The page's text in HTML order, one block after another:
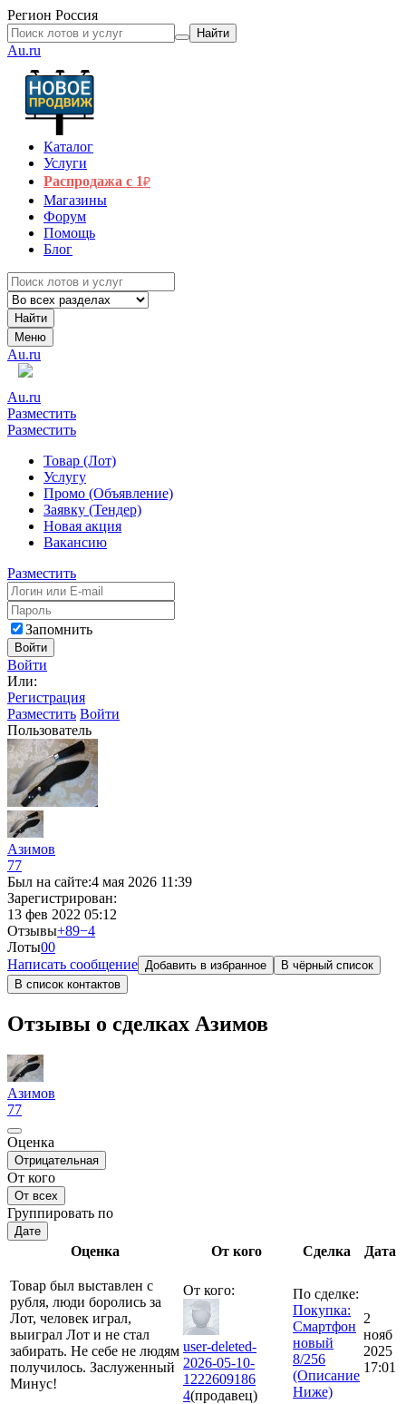
Регион Россия
Найти
Au.ru
Каталог
Услуги
Распродажа с 1₽
Магазины
Форум
Помощь
Блог
Найти
Меню
Au.ru
Au.ru
Разместить
Разместить
Товар (Лот)
Услугу
Промо (Объявление)
Заявку (Тендер)
Новая акция
Вакансию
Разместить
Запомнить
Войти
Войти
Или:
Регистрация
Разместить Войти
Пользователь
Азимов
77
Был на сайте:4 мая 2026 11:39
Зарегистрирован:
13 фев 2022 05:12
Отзывы+89−4
Лоты00
Написать сообщение Добавить в избранное
В чёрный список
В список контактов
Отзывы о сделках Азимов
Азимов
77
Оценка
Отрицательная
От кого
От всех
Группировать по
Дате
Оценка От кого Сделка Дата
Товар был выставлен с
рубля, люди боролись за
Лот, человек играл,
выиграл Лот и не стал
забирать. Не себе не людям
получилось. Заслуженный
Минус!
От кого:
user-deleted-
2026-05-10-
1222609186
4(продавец)
По сделке:
Покупка:
Смартфон
новый
8/256
(Описание
Ниже)
2
нояб
2025
17:01